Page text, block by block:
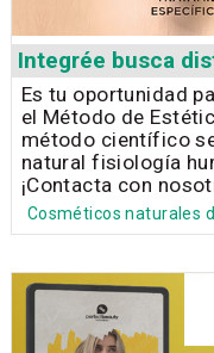
Integrée busca
Es tu oportunidad
el Método de
método científico
natural fisiología
¡Contacta con
Cosméticos naturales